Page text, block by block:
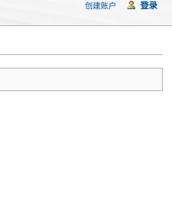
创建账户 登录